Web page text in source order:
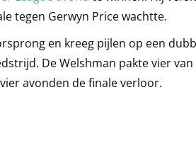
tegen Gerwyn Price wachtte.
en kreeg pijlen op een
De Welshman pakte vier
avonden de finale verloor.